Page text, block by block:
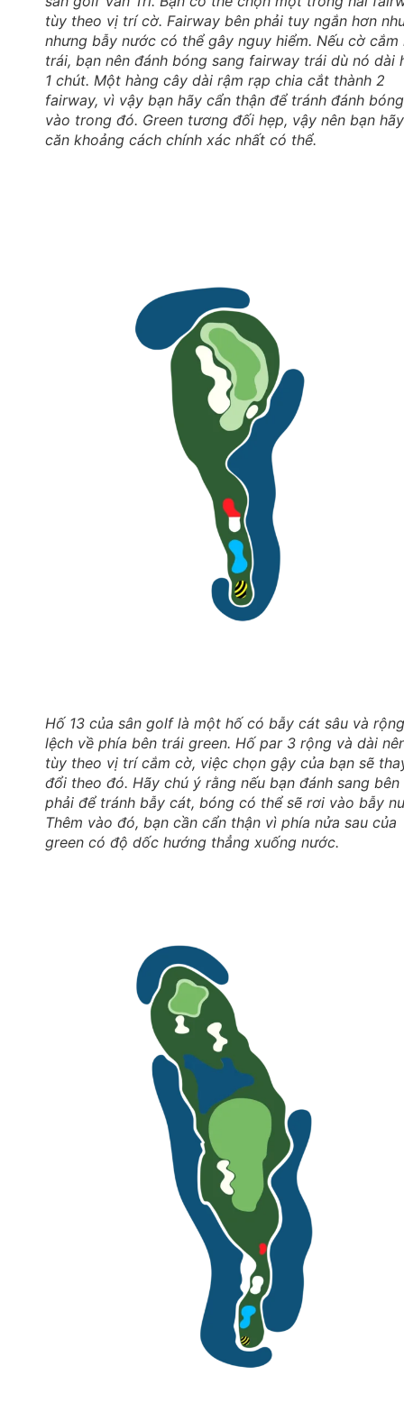
tùy theo vị trí cờ. Fairway bên phải tuy ngắn hơn
nhưng bẫy nước có thể gây nguy hiểm. Nếu cờ cắm
trái, bạn nên đánh bóng sang fairway trái dù nó dài
1 chút. Một hàng cây dài rậm rạp chia cắt thành 2
fairway, vì vậy bạn hãy cẩn thận để tránh đánh
vào trong đó. Green tương đối hẹp, vậy nên bạn hãy
căn khoảng cách chính xác nhất có thể.
Hố 13 của sân golf là một hố có bẫy cát sâu và rộng
lệch về phía bên trái green. Hố par 3 rộng và dài
tùy theo vị trí cắm cờ, việc chọn gậy của bạn sẽ
đổi theo đó. Hãy chú ý rằng nếu bạn đánh sang bên
phải để tránh bẫy cát, bóng có thể sẽ rơi vào bẫy
Thêm vào đó, bạn cần cẩn thận vì phía nửa sau của
green có độ dốc hướng thẳng xuống nước.